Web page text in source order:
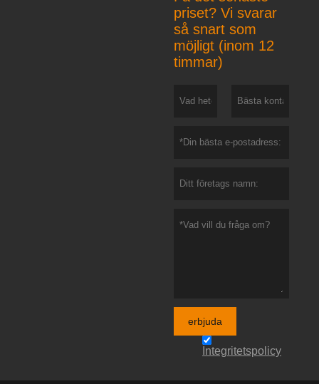
priset? Vi svarar
så snart som
möjligt (inom 12
timmar)
erbjuda
Integritetspolicy